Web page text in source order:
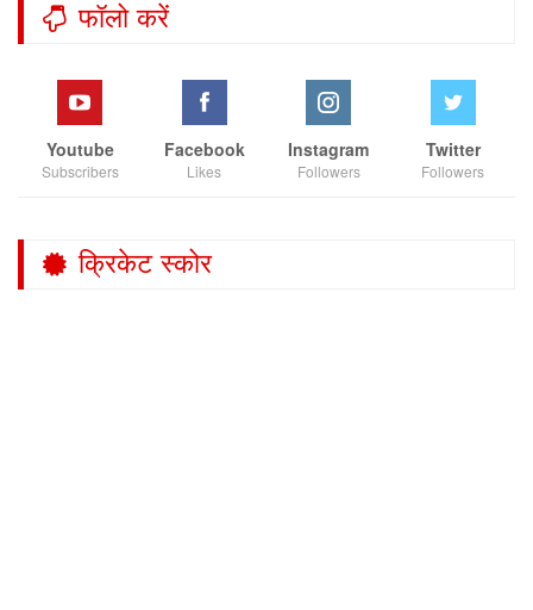
फॉलो करें
Youtube
Subscribers
Facebook
Likes
Instagram
Followers
Twitter
Followers
क्रिकेट स्कोर